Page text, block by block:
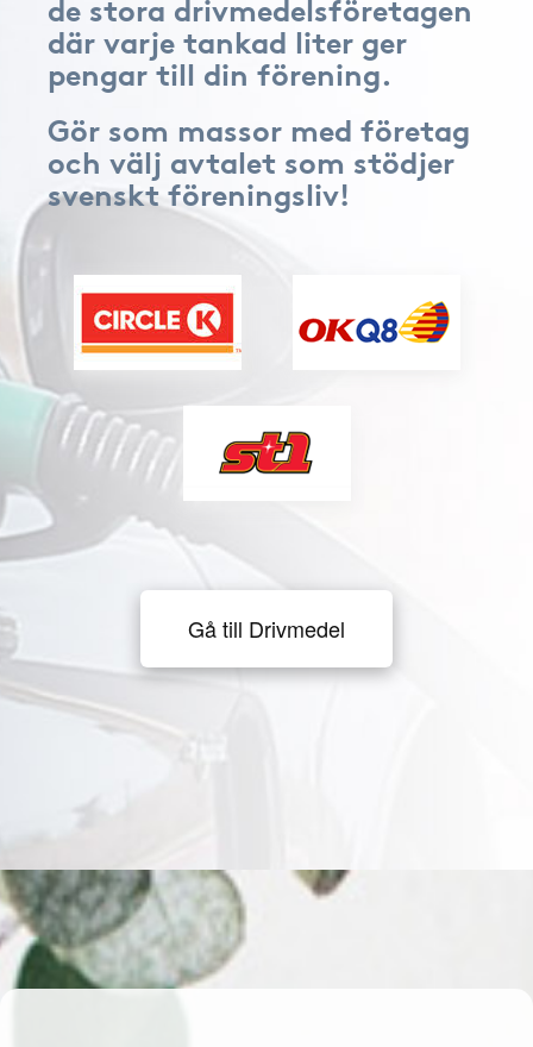
där varje tankad liter ger
pengar till din förening.
Gör som massor med företag
och välj avtalet som stödjer
svenskt föreningsliv!
Gå till Drivmedel